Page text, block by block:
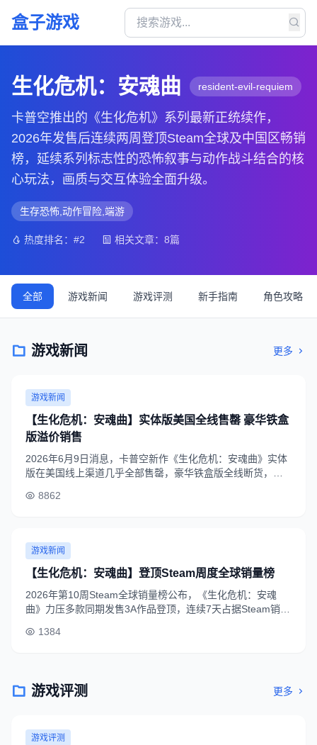
盒子游戏
生化危机：安魂曲 resident-evil-requiem
卡普空推出的《生化危机》系列最新正统续作，
2026年发售后连续两周登顶Steam全球及中国区畅销
榜，延续系列标志性的恐怖叙事与动作战斗结合的核
心玩法，画质与交互体验全面升级。
生存恐怖,动作冒险,端游
热度排名：#2 相关文章：8篇
全部 游戏新闻 游戏评测 新手指南 角色攻略
游戏新闻 更多
游戏新闻
【生化危机：安魂曲】实体版美国全线售罄 豪华铁盒
版溢价销售
2026年6月9日消息，卡普空新作《生化危机：安魂曲》实体
版在美国线上渠道几乎全部售罄，豪华铁盒版全线断货，多
现远超市场预期。
8862
游戏新闻
【生化危机：安魂曲】登顶Steam周度全球销量榜
2026年第10周Steam全球销量榜公布，《生化危机：安魂
曲》力压多款同期发售3A作品登顶，连续7天占据Steam销量
1384
游戏评测 更多
游戏评测